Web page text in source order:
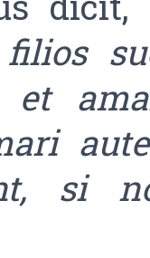
filios
et
si